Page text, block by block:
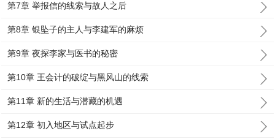
第7章 举报信的线索与故人之后
第8章 银坠子的主人与李建军的麻烦
第9章 夜探李家与医书的秘密
第10章 王会计的破绽与黑风山的线索
第11章 新的生活与潜藏的机遇
第12章 初入地区与试点起步